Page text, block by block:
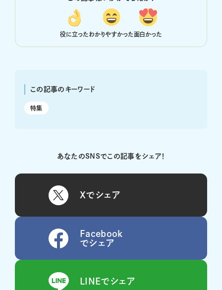
役に立ったわかりやすかった面白かった
この記事のキーワード
特集
あなたのSNSでこの記事をシェア！
Xでシェア
Facebook
でシェア
LINEでシェア